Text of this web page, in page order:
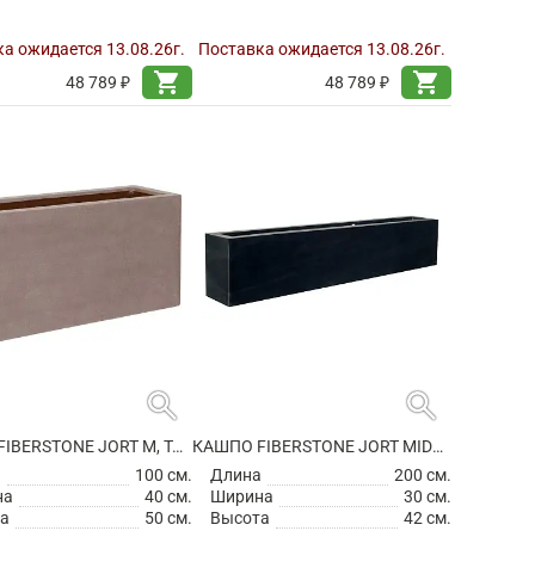
ожидается 13.08.26г.
48 789 ₽
shopping_cart
Поставка ожидается 13.08.26г.
48 789 ₽
shopping_cart
search
КАШПО FIBERSTONE JORT M, TAUPE
100 см.
40 см.
50 см.
search
КАШПО FIBERSTONE JORT MIDDLE HIGH BLACK
Длина
200 см.
Ширина
30 см.
Высота
42 см.